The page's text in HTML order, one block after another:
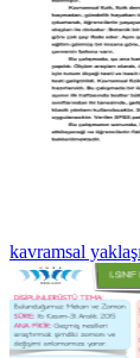
kavramsal